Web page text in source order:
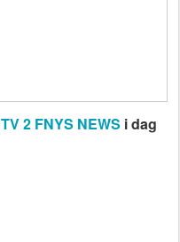
TV 2 FNYS NEWS i dag